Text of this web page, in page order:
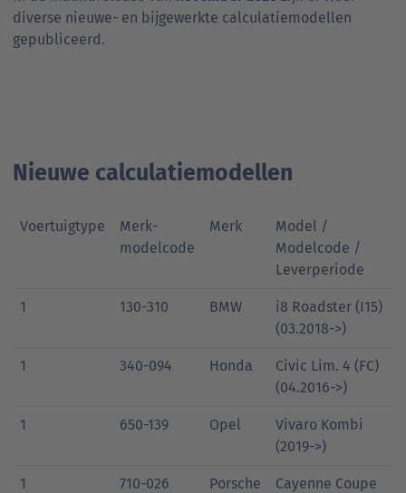
diverse nieuwe- en bijgewerkte calculatiemodellen
gepubliceerd.
Nieuwe calculatiemodellen
Voertuigtype
Merk-
modelcode
Merk
Model /
Modelcode /
Leverperiode
1 130-310 BMW
i8 Roadster (I15)
(03.2018->)
1 340-094 Honda
Civic Lim. 4 (FC)
(04.2016->)
1 650-139 Opel
Vivaro Kombi
(2019->)
1 710-026 Porsche
Cayenne Coupe